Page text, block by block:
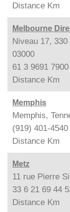
Distance Km
Melbourne
Niveau 17,
03000
61 3 9691 7900
Distance Km
Memphis
Memphis,
(919) 401-4540
Distance Km
Metz
11 rue Pierre
33 6 21 69 44
Distance Km